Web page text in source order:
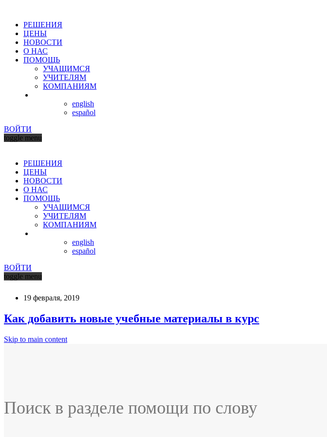
РЕШЕНИЯ
ЦЕНЫ
НОВОСТИ
О НАС
ПОМОЩЬ
УЧАЩИМСЯ
УЧИТЕЛЯМ
КОМПАНИЯМ
english
español
ВОЙТИ
toggle menu
РЕШЕНИЯ
ЦЕНЫ
НОВОСТИ
О НАС
ПОМОЩЬ
УЧАЩИМСЯ
УЧИТЕЛЯМ
КОМПАНИЯМ
english
español
ВОЙТИ
toggle menu
19 февраля, 2019
Как добавить новые учебные материалы в курс
Skip to main content
Поиск в разделе помощи по слову